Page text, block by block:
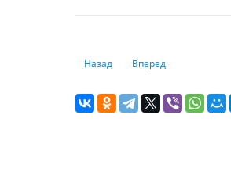
Предыдущий: Бедные люди:
Назад Следующий: Как
Вперед